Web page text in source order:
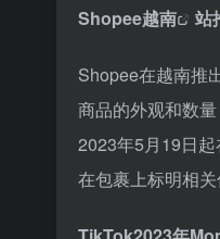
Shopee越南 站
Shopee在越南推
商品的外观和数
2023年5月19日
在包裹上标明相关